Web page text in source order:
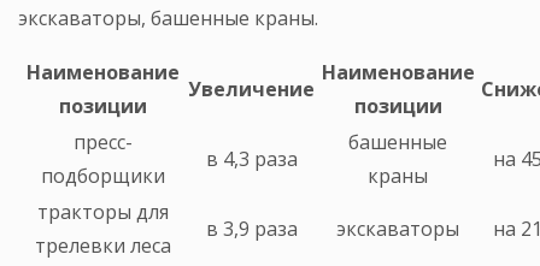
экскаваторы, башенные краны.
Наименование
позиции
Увеличение
Наименование
позиции
пресс-
подборщики
в 4,3 раза
башенные
краны
на
тракторы для
трелевки леса
в 3,9 раза экскаваторы
на